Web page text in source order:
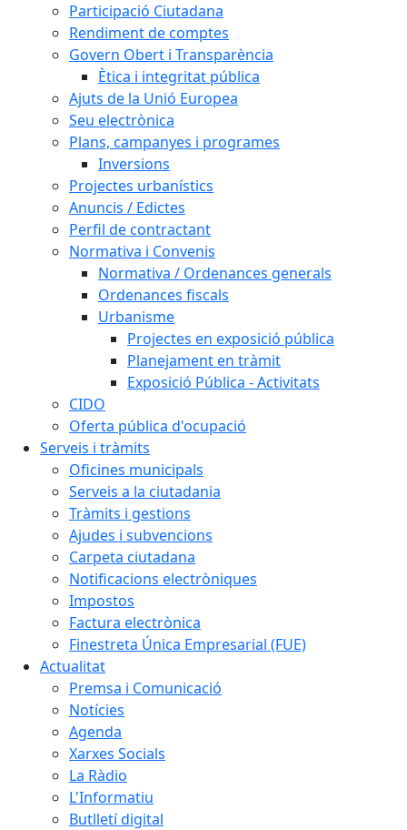
Participació Ciutadana
Rendiment de comptes
Govern Obert i Transparència
Ètica i integritat pública
Ajuts de la Unió Europea
Seu electrònica
Plans, campanyes i programes
Inversions
Projectes urbanístics
Anuncis / Edictes
Perfil de contractant
Normativa i Convenis
Normativa / Ordenances generals
Ordenances fiscals
Urbanisme
Projectes en exposició pública
Planejament en tràmit
Exposició Pública - Activitats
CIDO
Oferta pública d'ocupació
Serveis i tràmits
Oficines municipals
Serveis a la ciutadania
Tràmits i gestions
Ajudes i subvencions
Carpeta ciutadana
Notificacions electròniques
Impostos
Factura electrònica
Finestreta Única Empresarial (FUE)
Actualitat
Premsa i Comunicació
Notícies
Agenda
Xarxes Socials
La Ràdio
L'Informatiu
Butlletí digital